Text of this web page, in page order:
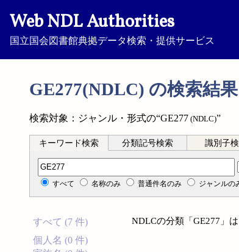
Web NDL Authorities
国立国会図書館典拠データ検索・提供サービス
GE277(NDLC) の検索結果
検索対象：ジャンル・形式の“GE277 (NDLC)”
キーワード検索 分類記号検索 識別子
分類記号検索
すべて 名称のみ 普通件名のみ ジャンルの
すべて (7 件)
個人名 (0 件)
NDLCの分類「GE277」